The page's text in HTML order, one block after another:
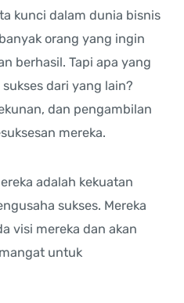
kunci dalam dunia bisnis
orang yang ingin
berhasil. Tapi apa yang
dari yang lain?
dan pengambilan
mereka.
adalah kekuatan
sukses. Mereka
visi mereka dan akan
untuk